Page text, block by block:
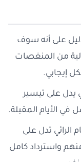
على أنه سوف
من المنغصات
إيجابي.
يدل على تيسير
في الأيام المقبلة.
الرائي تدل على
واسترداد كامل